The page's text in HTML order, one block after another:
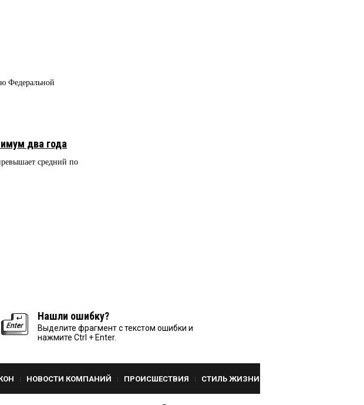
Федеральной
два года
средний по
Нашли ошибку?
Выделите фрагмент с текстом ошибки и
нажмите Ctrl + Enter.
НОВОСТИ КОМПАНИЙ ПРОИСШЕСТВИЯ СТИЛЬ ЖИЗНИ